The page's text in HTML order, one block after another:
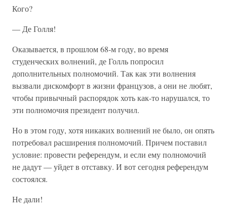
Кого?
— Де Голля!
Оказывается, в прошлом 68-м году, во время
студенческих волнений, де Голль попросил
дополнительных полномочий. Так как эти волнения
вызвали дискомфорт в жизни французов, а они не любят,
чтобы привычный распорядок хоть как-то нарушался, то
эти полномочия президент получил.
Но в этом году, хотя никаких волнений не было, он опять
потребовал расширения полномочий. Причем поставил
условие: провести референдум, и если ему полномочий
не дадут — уйдет в отставку. И вот сегодня референдум
состоялся.
Не дали!